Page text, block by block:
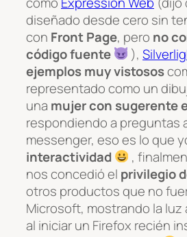
diseñado desde cero sin
con Front Page, pero no
código fuente
),
ejemplos muy vistosos
representado como un
una mujer con sugerente
respondiendo a preguntas
messenger, eso es lo que
interactividad
,
nos concedió el privilegio
otros productos que no
Microsoft, mostrando la
al iniciar un Firefox recién